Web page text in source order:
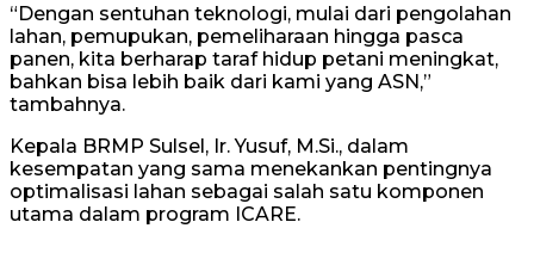
“Dengan sentuhan teknologi, mulai dari pengolahan
lahan, pemupukan, pemeliharaan hingga pasca
panen, kita berharap taraf hidup petani meningkat,
bahkan bisa lebih baik dari kami yang ASN,”
tambahnya.
Kepala BRMP Sulsel, Ir. Yusuf, M.Si., dalam
kesempatan yang sama menekankan pentingnya
optimalisasi lahan sebagai salah satu komponen
utama dalam program ICARE.